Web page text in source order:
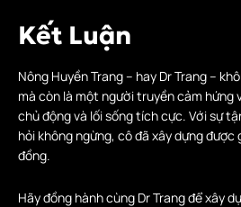
Kết Luận
Nông Huyền Trang – hay Dr Trang –
mà còn là một người truyền cảm hứng
chủ động và lối sống tích cực. Với sự
hỏi không ngừng, cô đã xây dựng
đồng.
Hãy đồng hành cùng Dr Trang để xây